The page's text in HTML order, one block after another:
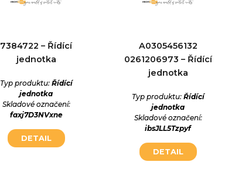
7384722 – Řídící
jednotka
Typ produktu: Řídící
jednotka
Skladové označení:
faxj7D3NVxne
DETAIL
A0305456132
0261206973 – Řídící
jednotka
Typ produktu: Řídící
jednotka
Skladové označení:
ibsJLL5Tzpyf
DETAIL